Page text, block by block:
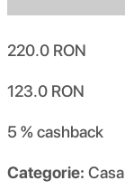
220.0 RON
123.0 RON
5 %cashback
Categorie: Casa